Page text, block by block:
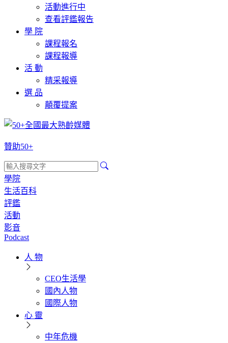
活動進行中
查看評鑑報告
學 院
課程報名
課程報導
活 動
精采報導
選 品
顛覆提案
贊助50+
學院
生活百科
評鑑
活動
影音
Podcast
人 物
CEO生活學
國內人物
國際人物
心 靈
中年危機